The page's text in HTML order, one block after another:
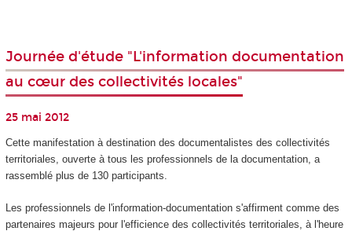
Journée d'étude "L'information documentation
au cœur des collectivités locales"
25 mai 2012
Cette manifestation à destination des documentalistes des collectivités
territoriales, ouverte à tous les professionnels de la documentation, a
rassemblé plus de 130 participants.
Les professionnels de l'information-documentation s'affirment comme des
partenaires majeurs pour l'efficience des collectivités territoriales, à l'heure